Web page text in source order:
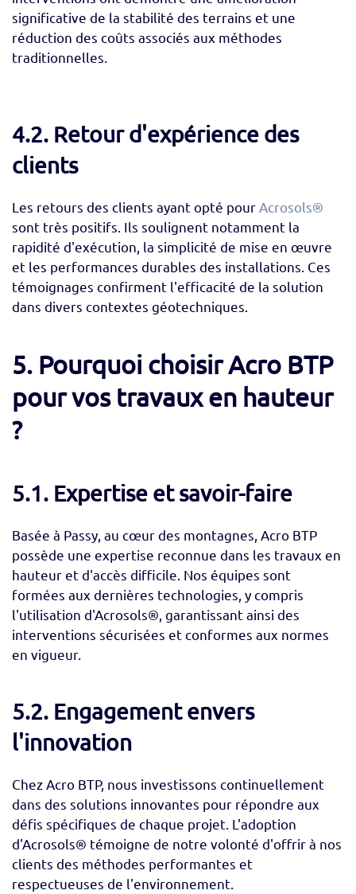
significative de la stabilité des terrains et une
réduction des coûts associés aux méthodes
traditionnelles.
4.2. Retour d'expérience des
clients
Les retours des clients ayant opté pour Acrosols®
sont très positifs. Ils soulignent notamment la
rapidité d'exécution, la simplicité de mise en œuvre
et les performances durables des installations. Ces
témoignages confirment l'efficacité de la solution
dans divers contextes géotechniques.
5. Pourquoi choisir Acro BTP
pour vos travaux en hauteur
?
5.1. Expertise et savoir-faire
Basée à Passy, au cœur des montagnes, Acro BTP
possède une expertise reconnue dans les travaux en
hauteur et d'accès difficile. Nos équipes sont
formées aux dernières technologies, y compris
l'utilisation d'Acrosols®, garantissant ainsi des
interventions sécurisées et conformes aux normes
en vigueur.
5.2. Engagement envers
l'innovation
Chez Acro BTP, nous investissons continuellement
dans des solutions innovantes pour répondre aux
défis spécifiques de chaque projet. L'adoption
d'Acrosols® témoigne de notre volonté d'offrir à nos
clients des méthodes performantes et
respectueuses de l'environnement.